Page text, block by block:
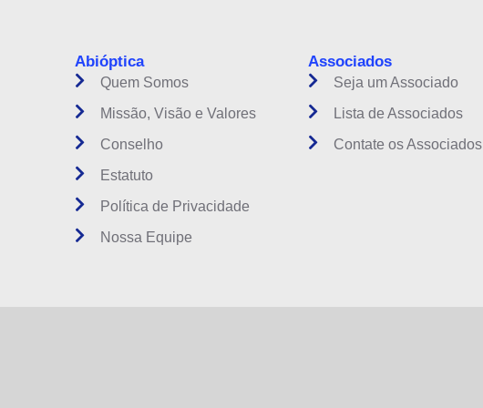
Abióptica
Quem Somos
Missão, Visão e Valores
Conselho
Estatuto
Política de Privacidade
Nossa Equipe
Associados
Seja um Associado
Lista de Associados
Contate os Associados